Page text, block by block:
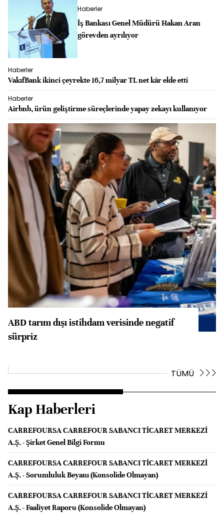
Haberler
İş Bankası Genel Müdürü Hakan Aran
görevden ayrılıyor
Haberler
VakıfBank ikinci çeyrekte 16,7 milyar TL net kâr elde etti
Haberler
Airbnb, ürün geliştirme süreçlerinde yapay zekayı kullanıyor
ABD tarım dışı istihdam verisinde negatif
sürpriz
TÜMÜ
Kap Haberleri
CARREFOURSA CARREFOUR SABANCI TİCARET MERKEZİ
A.Ş. - Şirket Genel Bilgi Formu
CARREFOURSA CARREFOUR SABANCI TİCARET MERKEZİ
A.Ş. - Sorumluluk Beyanı (Konsolide Olmayan)
CARREFOURSA CARREFOUR SABANCI TİCARET MERKEZİ
A.Ş. - Faaliyet Raporu (Konsolide Olmayan)